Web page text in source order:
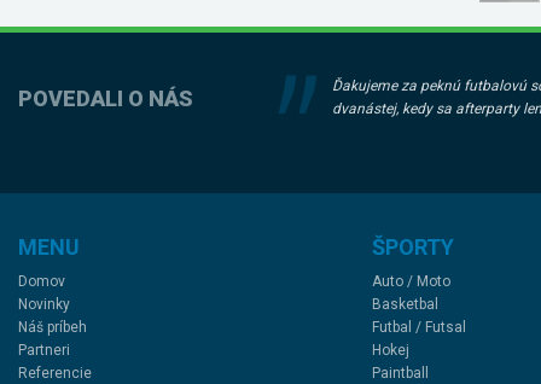
POVEDALI O NÁS
Ďakujeme za peknú futbalovú
dvanástej, kedy sa afterparty
MENU
Domov
Novinky
Náš príbeh
Partneri
Referencie
ŠPORTY
Auto / Moto
Basketbal
Futbal / Futsal
Hokej
Paintball